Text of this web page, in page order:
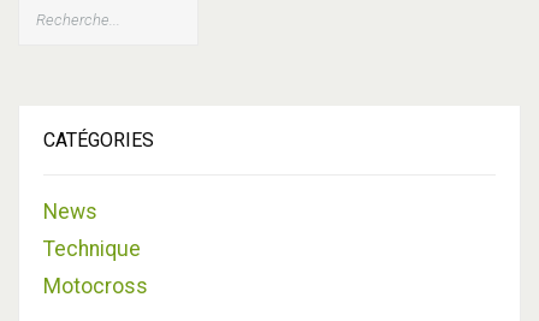
CATÉGORIES
News
Technique
Motocross